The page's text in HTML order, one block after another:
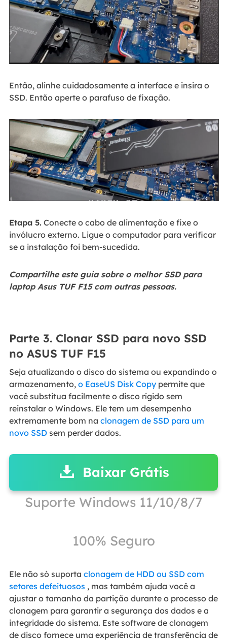
Então, alinhe cuidadosamente a interface e insira o
SSD. Então aperte o parafuso de fixação.
Etapa 5.Conecte o cabo de alimentação e fixe o
invólucro externo. Ligue o computador para verificar
se a instalação foi bem-sucedida.
Compartilhe este guia sobre o melhor SSD para
laptop Asus TUF F15 com outras pessoas.
Parte 3. Clonar SSD para novo SSD
no ASUS TUF F15
Seja atualizando o disco do sistema ou expandindo o
armazenamento, o EaseUS Disk Copypermite que
você substitua facilmente o disco rígido sem
reinstalar o Windows. Ele tem um desempenho
extremamente bom na clonagem de SSD para um
novo SSDsem perder dados.
Baixar Grátis
Suporte Windows 11/10/8/7
100% Seguro
Ele não só suporta clonagem de HDD ou SSD com
setores defeituosos , mas também ajuda você a
ajustar o tamanho da partição durante o processo de
clonagem para garantir a segurança dos dados e a
integridade do sistema. Este software de clonagem
de disco fornece uma experiência de transferência de